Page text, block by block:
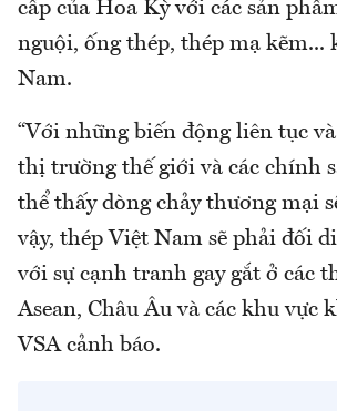
cấp của Hoa Kỳ với các sản
nguội, ống thép, thép mạ kẽm...
Nam.
“Với những biến động liên tục
thị trường thế giới và các chính
thể thấy dòng chảy thương mại
vậy, thép Việt Nam sẽ phải đối
với sự cạnh tranh gay gắt ở các
Asean, Châu Âu và các khu vực
VSA cảnh báo.